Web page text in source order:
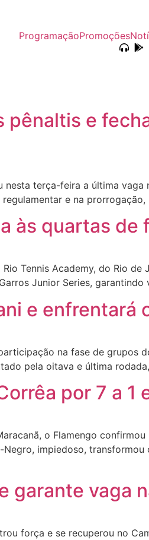
ProgramaçãoPromoções
pênaltis e
nesta terça-feira a última
e na
às quartas de
Tennis Academy, do Rio
Junior Series,
e
na fase de
pela oitava e última
por 7 a
o Flamengo
impiedoso,
garante vaga
força e se recuperou no